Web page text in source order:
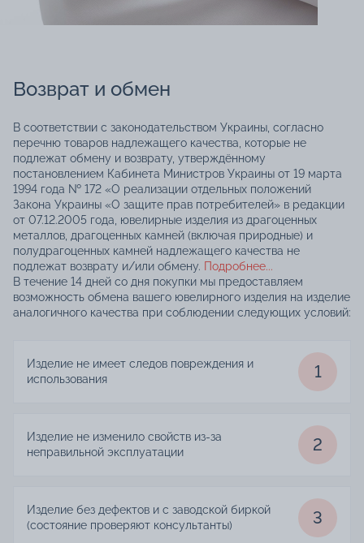
Возврат и обмен
В соответствии с законодательством Украины, согласно
перечню товаров надлежащего качества, которые не
подлежат обмену и возврату, утверждённому
постановлением Кабинета Министров Украины от 19 марта
1994 года № 172 «О реализации отдельных положений
Закона Украины «О защите прав потребителей» в редакции
от 07.12.2005 года, ювелирные изделия из драгоценных
металлов, драгоценных камней (включая природные) и
полудрагоценных камней надлежащего качества не
подлежат возврату и/или обмену. Подробнее...
В течение 14 дней со дня покупки мы предоставляем
возможность обмена вашего ювелирного изделия на изделие
аналогичного качества при соблюдении следующих условий:
Изделие не имеет следов повреждения и
использования
1
Изделие не изменило свойств из-за
неправильной эксплуатации
2
Изделие без дефектов и с заводской биркой
(состояние проверяют консультанты)
3